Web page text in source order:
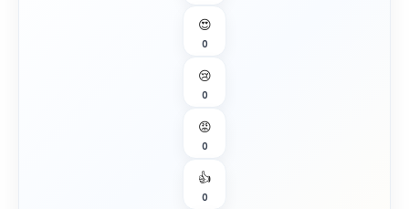
😍
0
😢
0
😡
0
👍
0